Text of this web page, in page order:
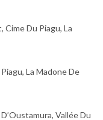
Du Piagu, La
La Madone De
Vallée Du